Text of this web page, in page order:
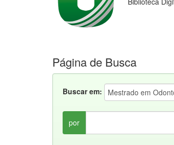
Página de Busca
Buscar em:
por